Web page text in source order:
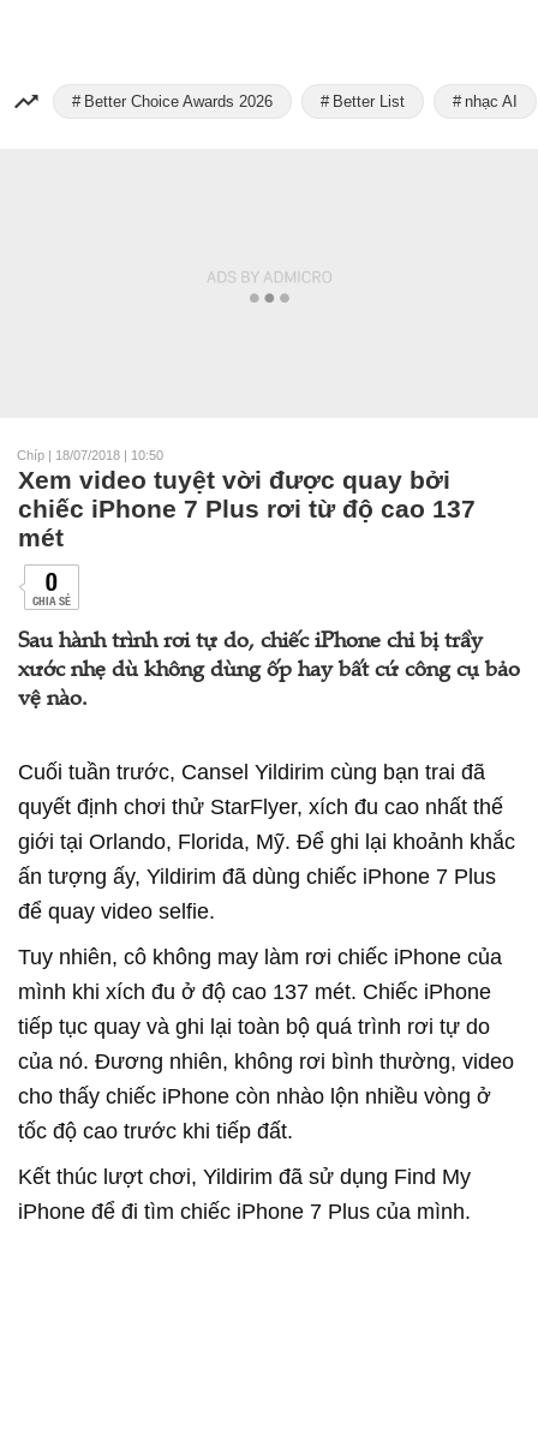
Better Choice Awards 2026 Better List nhạc AI
Chíp | 18/07/2018 | 10:50
Xem video tuyệt vời được quay bởi
chiếc iPhone 7 Plus rơi từ độ cao 137
mét
0
CHIA SẺ
Sau hành trình rơi tự do, chiếc iPhone chỉ bị trầy
xước nhẹ dù không dùng ốp hay bất cứ công cụ bảo
vệ nào.
Cuối tuần trước, Cansel Yildirim cùng bạn trai đã
quyết định chơi thử StarFlyer, xích đu cao nhất thế
giới tại Orlando, Florida, Mỹ. Để ghi lại khoảnh khắc
ấn tượng ấy, Yildirim đã dùng chiếc iPhone 7 Plus
để quay video selfie.
Tuy nhiên, cô không may làm rơi chiếc iPhone của
mình khi xích đu ở độ cao 137 mét. Chiếc iPhone
tiếp tục quay và ghi lại toàn bộ quá trình rơi tự do
của nó. Đương nhiên, không rơi bình thường, video
cho thấy chiếc iPhone còn nhào lộn nhiều vòng ở
tốc độ cao trước khi tiếp đất.
Kết thúc lượt chơi, Yildirim đã sử dụng Find My
iPhone để đi tìm chiếc iPhone 7 Plus của mình.